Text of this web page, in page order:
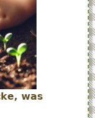
was